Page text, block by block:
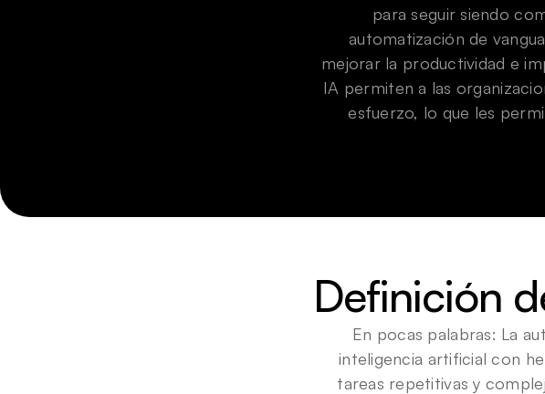
para seguir siendo
automatización de
mejorar la productividad e
IA permiten a las
esfuerzo, lo que les
Definición
En pocas palabras: La
inteligencia artificial con
tareas repetitivas y